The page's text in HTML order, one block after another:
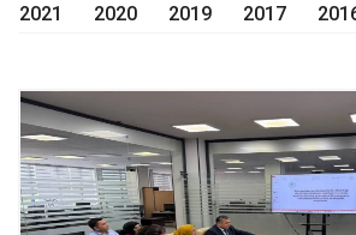
2021
2020 2019 2017